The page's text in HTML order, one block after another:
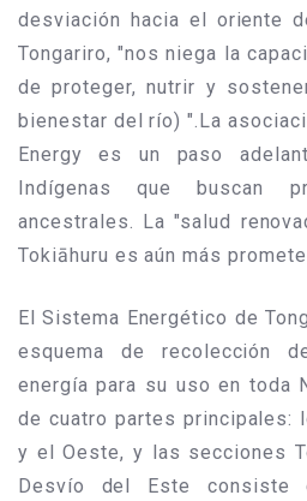
desviación hacia el oriente
Tongariro, "nos niega la
de proteger, nutrir y
bienestar del río) ".La
Energy es un paso
Indígenas que buscan
ancestrales. La "salud
Tokiāhuru es aún más
El Sistema Energético de
esquema de recolección
energía para su uso en toda
de cuatro partes principales:
y el Oeste, y las secciones
Desvío del Este consiste